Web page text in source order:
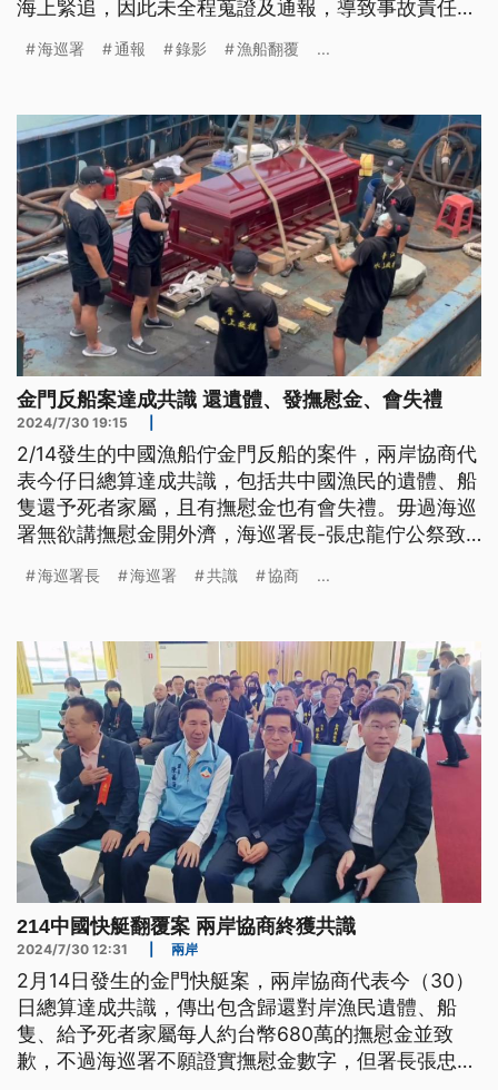
海上緊追，因此未全程蒐證及通報，導致事故責任難
海巡署 通報 錄影 漁船翻覆 ...
金門反船案達成共識 還遺體、發撫慰金、會失禮
2024/7/30 19:15
2/14發生的中國漁船佇金門反船的案件，兩岸協商代
表今仔日總算達成共識，包括共中國漁民的遺體、船
隻還予死者家屬，且有撫慰金也有會失禮。毋過海巡
署無欲講撫慰金開外濟，海巡署長-張忠龍佇公祭致
（這條新聞標題、前言是臺語文。）
海巡署長 海巡署 共識 協商 ...
214中國快艇翻覆案 兩岸協商終獲共識
2024/7/30 12:31 兩岸
2月14日發生的金門快艇案，兩岸協商代表今（30）
日總算達成共識，傳出包含歸還對岸漁民遺體、船
隻、給予死者家屬每人約台幣680萬的撫慰金並致
歉，不過海巡署不願證實撫慰金數字，但署長張忠龍